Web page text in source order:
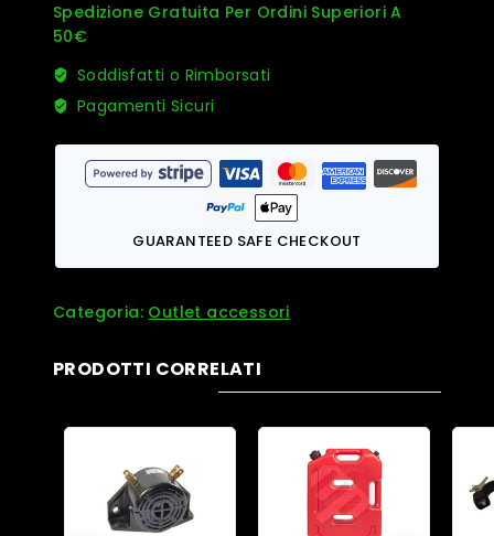
Piaggio
Vespa
quantità
Spedizione Gratuita Per Ordini Superiori A
50€
Soddisfatti o Rimborsati
Pagamenti Sicuri
GUARANTEED SAFE CHECKOUT
Categoria: Outlet accessori
PRODOTTI CORRELATI